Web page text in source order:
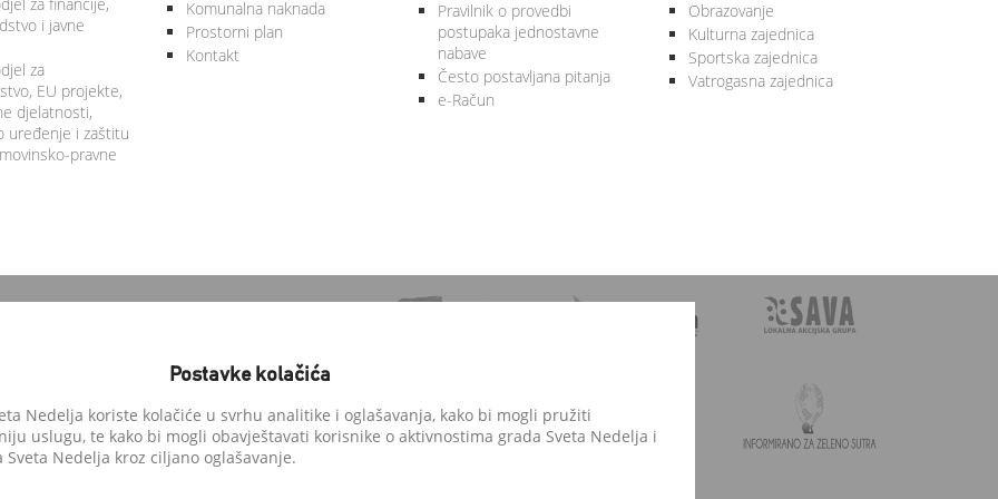
i javne
za
EU projekte,
djelatnosti,
uređenje i zaštitu
pravne
Komunalna naknada
Prostorni plan
Kontakt
Pravilnik o provedbi
postupaka jednostavne
nabave
Često postavljana pitanja
e-Račun
Obrazovanje
Kulturna zajednica
Sportska zajednica
Vatrogasna zajednica
Postavke kolačića
Nedelja koriste kolačiće u svrhu analitike i oglašavanja, kako bi mogli pružiti
uslugu, te kako bi mogli obavještavati korisnike o aktivnostima grada Sveta Nedelja i
Nedelja kroz ciljano oglašavanje.